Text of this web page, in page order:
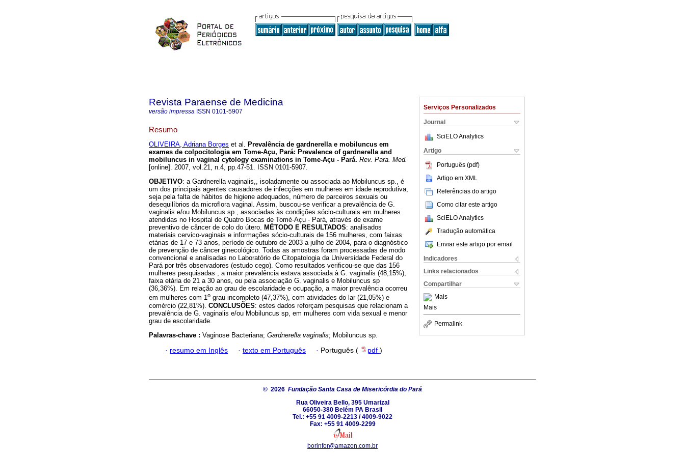
Serviços Personalizados
Journal
SciELO Analytics
Artigo
Português (pdf)
Artigo em XML
Referências do artigo
Como citar este artigo
SciELO Analytics
Tradução automática
Enviar este artigo por email
Indicadores
Links relacionados
Compartilhar
Mais
Mais
Permalink
Revista Paraense de Medicina
versão impressa ISSN 0101-5907
Resumo
OLIVEIRA, Adriana Borges et al. Prevalência de gardnerella e mobiluncus em
exames de colpocitologia em Tome-Açu, Pará: Prevalence of gardnerella and
mobiluncus in vaginal cytology examinations in Tome-Açu - Pará. Rev. Para. Med.
[online]. 2007, vol.21, n.4, pp.47-51. ISSN 0101-5907.
OBJETIVO: a Gardnerella vaginalis,, isoladamente ou associada ao Mobiluncus sp., é
um dos principais agentes causadores de infecções em mulheres em idade reprodutiva,
seja pela falta de hábitos de higiene adequados, número de parceiros sexuais ou
desequilíbrios da microflora vaginal. Assim, buscou-se verificar a prevalência de G.
vaginalis e/ou Mobiluncus sp., associadas às condições sócio-culturais em mulheres
atendidas no Hospital de Quatro Bocas de Tomé-Açu - Pará, através de exame
preventivo de câncer de colo do útero. MÉTODO E RESULTADOS: analisados
materiais cervico-vaginais e informações sócio-culturais de 156 mulheres, com faixas
etárias de 17 e 73 anos, período de outubro de 2003 a julho de 2004, para o diagnóstico
de prevenção de câncer ginecológico. Todas as amostras foram processadas de modo
convencional e analisadas no Laboratório de Citopatologia da Universidade Federal do
Pará por três observadores (estudo cego). Como resultados verificou-se que das 156
mulheres pesquisadas , a maior prevalência estava associada à G. vaginalis (48,15%),
faixa etária de 21 a 30 anos, ou pela associação G. vaginalis e Mobiluncus sp
(36,36%). Em relação ao grau de escolaridade e ocupação, a maior prevalência ocorreu
em mulheres com 1o grau incompleto (47,37%), com atividades do lar (21,05%) e
comércio (22,81%). CONCLUSÕES: estes dados reforçam pesquisas que relacionam a
prevalência de G. vaginalis e/ou Mobiluncus sp, em mulheres com vida sexual e menor
grau de escolaridade.
Palavras-chave : Vaginose Bacteriana; Gardnerella vaginalis; Mobiluncus sp.
· resumo em Inglês · texto em Português · Português ( pdf )
© 2026 Fundação Santa Casa de Misericórdia do Pará
Rua Oliveira Bello, 395 Umarizal
66050-380 Belém PA Brasil
Tel.: +55 91 4009-2213 / 4009-9022
Fax: +55 91 4009-2299
borinfor@amazon.com.br